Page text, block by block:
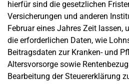
hierfür sind die gesetzlichen
Versicherungen und anderen
Februar eines Jahres Zeit lassen,
die erforderlichen Daten, wie
Beitragsdaten zur Kranken- und
Altersvorsorge sowie
Bearbeitung der Steuererklärung